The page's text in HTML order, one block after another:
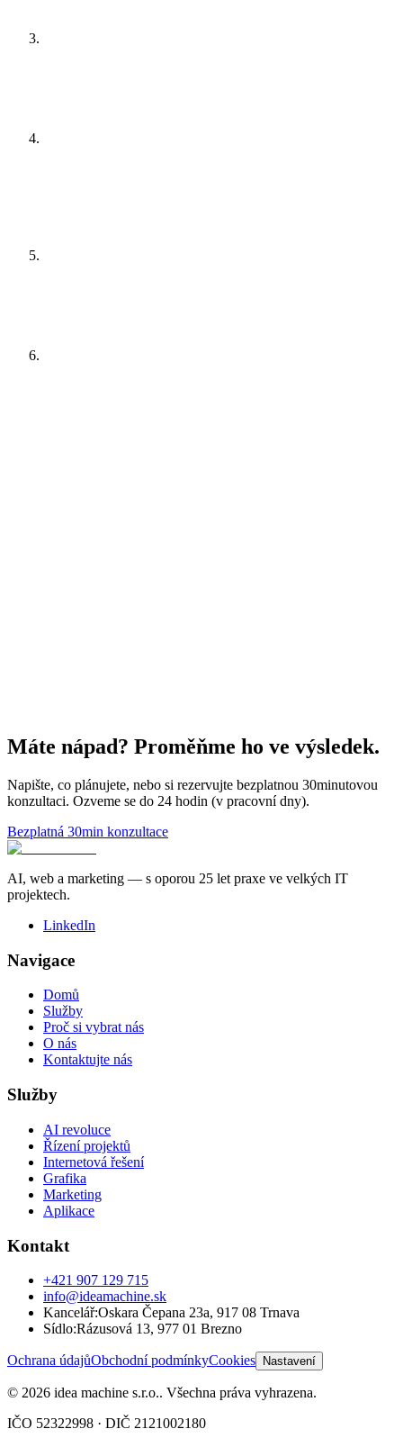
Máte nápad? Proměňme ho ve výsledek.
Napište, co plánujete, nebo si rezervujte bezplatnou 30minutovou
konzultaci. Ozveme se do 24 hodin (v pracovní dny).
Bezplatná 30min konzultace
AI, web a marketing — s oporou 25 let praxe ve velkých IT
projektech.
LinkedIn
Navigace
Domů
Služby
Proč si vybrat nás
O nás
Kontaktujte nás
Služby
AI revoluce
Řízení projektů
Internetová řešení
Grafika
Marketing
Aplikace
Kontakt
+421 907 129 715
info@ideamachine.sk
Kancelář:Oskara Čepana 23a, 917 08 Trnava
Sídlo:Rázusová 13, 977 01 Brezno
Ochrana údajůObchodní podmínkyCookies Nastavení
© 2026 idea machine s.r.o.. Všechna práva vyhrazena.
IČO 52322998 · DIČ 2121002180